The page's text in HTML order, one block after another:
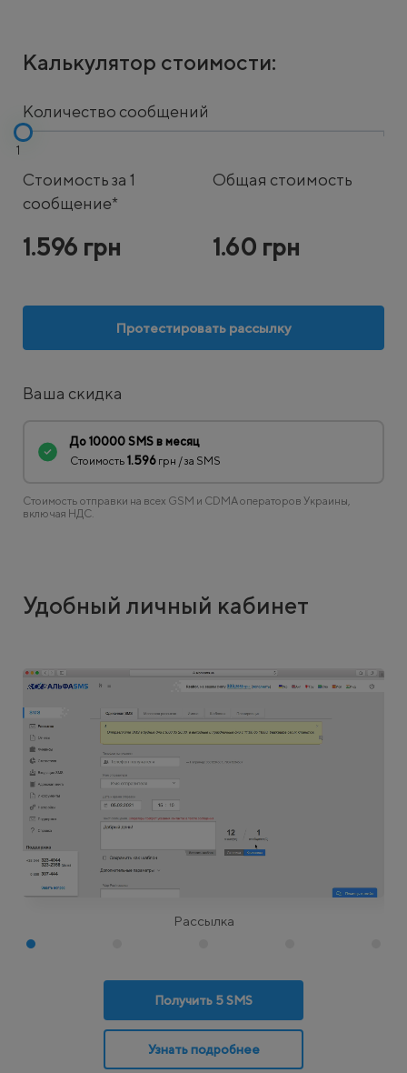
Калькулятор стоимости:
Количество сообщений
1
Стоимость за 1
сообщение*
1.596 грн
Общая стоимость
1.60 грн
Протестировать рассылку
Ваша скидка
До 10000 SMS в месяц
Стоимость 1.596 грн / за SMS
Стоимость отправки на всех GSM и CDMA операторов Украины,
включая НДС.
Удобный личный кабинет
Рассылка
Получить 5 SMS
Узнать подробнее